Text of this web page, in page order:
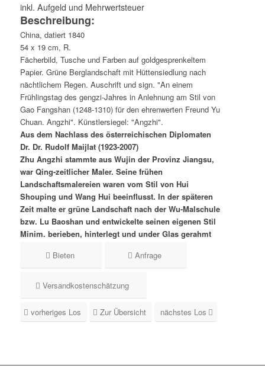
inkl. Aufgeld und Mehrwertsteuer
Beschreibung:
China, datiert 1840
54 x 19 cm, R.
Fächerbild, Tusche und Farben auf goldgesprenkeltem
Papier. Grüne Berglandschaft mit Hüttensiedlung nach
nächtlichem Regen. Auschrift und sign. "An einem
Frühlingstag des gengzi-Jahres in Anlehnung am Stil von
Gao Fangshan (1248-1310) für den ehrenwerten Freund Yu
Chuan. Angzhi". Künstlersiegel: "Angzhi".
Aus dem Nachlass des österreichischen Diplomaten
Dr. Dr. Rudolf Maijlat (1923-2007)
Zhu Angzhi stammte aus Wujin der Provinz Jiangsu,
war Qing-zeitlicher Maler. Seine frühen
Landschaftsmalereien waren vom Stil von Hui
Shouping und Wang Hui beeinflusst. In der späteren
Zeit malte er grüne Landschaft nach der Wu-Malschule
bzw. Lu Baoshan und entwickelte seinen eigenen Stil
Minim. berieben, hinterlegt und under Glas gerahmt
Bieten
Anfrage
Versandkostenschätzung
vorheriges Los Zur Übersicht nächstes Los